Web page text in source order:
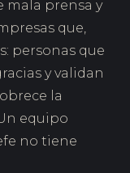
mala prensa y
que,
personas que
y validan
la
equipo
no tiene